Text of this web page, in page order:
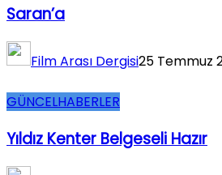
Saran’a
Film Arası Dergisi25 Temmuz
GÜNCELHABERLER
Yıldız Kenter Belgeseli Hazır